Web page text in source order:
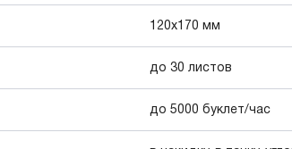
120х170 мм
до 30 листов
до 5000 буклет/час